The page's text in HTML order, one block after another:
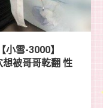
雪-3000】
被哥哥乾翻 性